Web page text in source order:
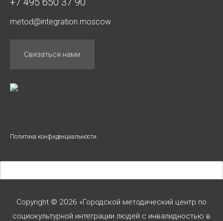
metod@integration.moscow
Связаться нами
Политика конфиденциальности
Copyright © 2026 «Городской методический центр по
социокультурной интеграции людей с инвалидностью в